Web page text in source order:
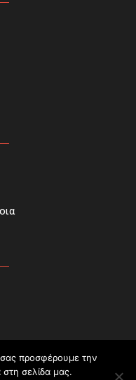
© 2026
προσφέρουμε την
στη σελίδα μας.